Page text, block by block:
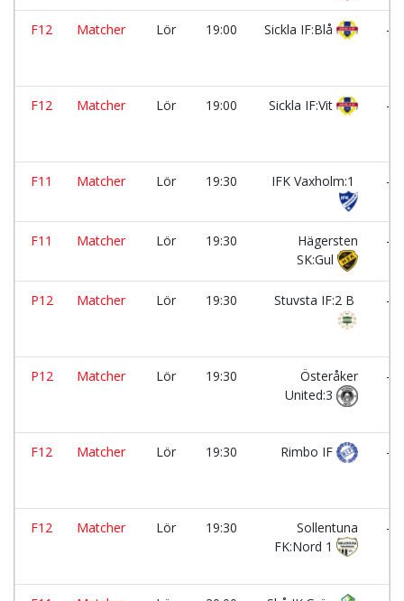
F12 Matcher Lör 19:00 Sickla IF:Blå -
F12 Matcher Lör 19:00 Sickla IF:Vit -
F11 Matcher Lör 19:30 IFK Vaxholm:1 -
F11 Matcher Lör 19:30
Hägersten
SK:Gul
-
P12 Matcher Lör 19:30 Stuvsta IF:2 B -
P12 Matcher Lör 19:30
Österåker
United:3
-
F12 Matcher Lör 19:30 Rimbo IF -
F12 Matcher Lör 19:30
Sollentuna
FK:Nord 1
-